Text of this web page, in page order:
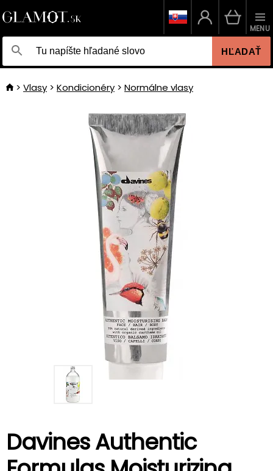
HĽADAŤ
MENU
Vlasy Kondicionéry Normálne vlasy
Davines Authentic